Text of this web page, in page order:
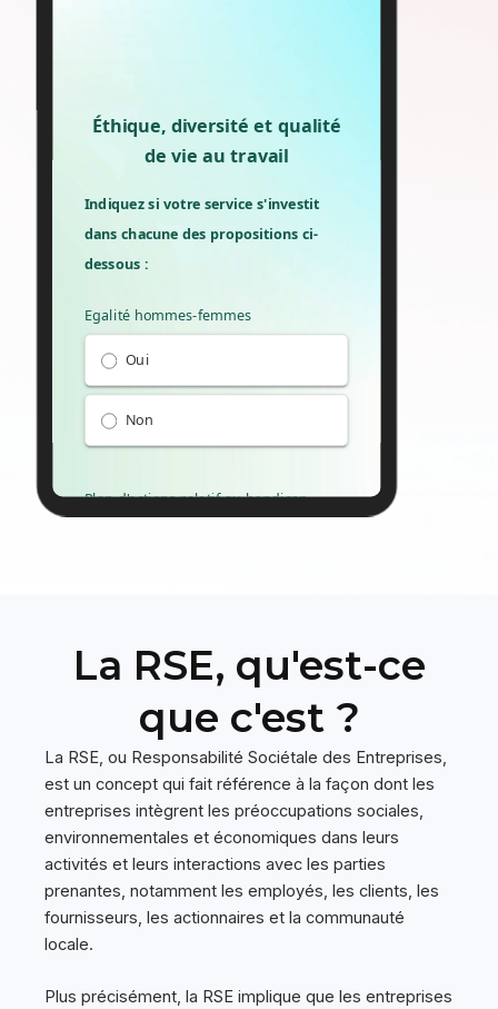
La RSE, qu'est-ce
que c'est ?
La RSE, ou Responsabilité Sociétale des Entreprises,
est un concept qui fait référence à la façon dont les
entreprises intègrent les préoccupations sociales,
environnementales et économiques dans leurs
activités et leurs interactions avec les parties
prenantes, notamment les employés, les clients, les
fournisseurs, les actionnaires et la communauté
locale.
Plus précisément, la RSE implique que les entreprises